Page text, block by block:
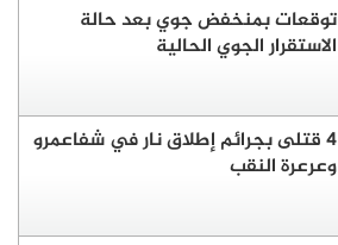
توقعات بمنخفض جوي بعد حالة
الاستقرار الجوي الحالية
4 قتلى بجرائم إطلاق نار في شفاعمرو
وعرعرة النقب